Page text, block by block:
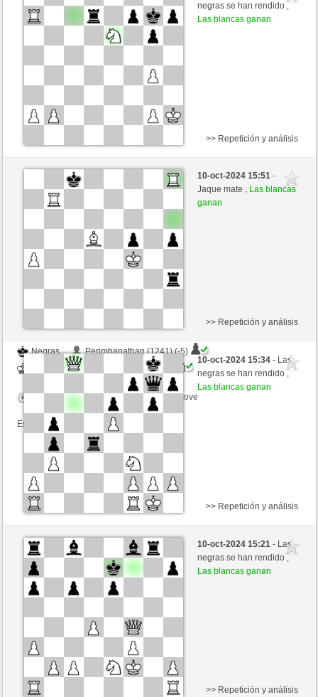
negras se han rendido ,
Las blancas ganan
Negras
Ivanstefan (1198) (-4)
westhorse (1548) (+4)
Tiempo: 20 minutes/side + 8 seconds/move
Esta partida es por puntos
>> Repetición y análisis
10-oct-2024 15:51-
Jaque mate , Las blancas
ganan
Negras
Perimbanathan (1241) (-5)
westhorse (1543) (+5)
Tiempo: 20 minutes/side + 8 seconds/move
Esta partida es por puntos
>> Repetición y análisis
10-oct-2024 15:34- Las
negras se han rendido ,
Las blancas ganan
Negras
delapablo (1145) (-3)
Blancas
westhorse (1540) (+3)
Tiempo: 20 minutes/side + 8 seconds/move
>> Repetición y análisis
10-oct-2024 15:21- Las
negras se han rendido ,
Las blancas ganan
>> Repetición y análisis